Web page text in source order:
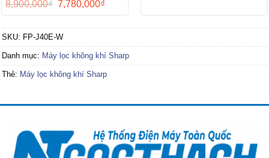
8,900,000₫ Giá
8,900,000₫.
7,780,000₫
là:
3,900,000₫.là:
SKU: FP-J40E-W
Danh mục: Máy lọc không khí Sharp
Thẻ: Máy lọc không khí Sharp